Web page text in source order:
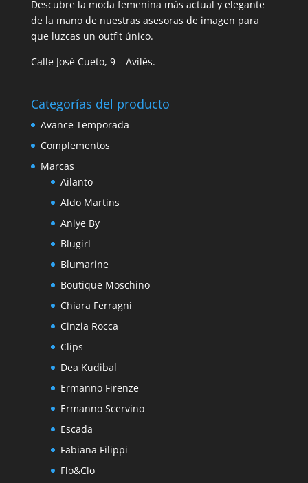
Descubre la moda femenina más actual y elegante
de la mano de nuestras asesoras de imagen para
que luzcas un outfit único.
Calle José Cueto, 9 – Avilés.
Categorías del producto
Avance Temporada
Complementos
Marcas
Ailanto
Aldo Martins
Aniye By
Blugirl
Blumarine
Boutique Moschino
Chiara Ferragni
Cinzia Rocca
Clips
Dea Kudibal
Ermanno Firenze
Ermanno Scervino
Escada
Fabiana Filippi
Flo&Clo